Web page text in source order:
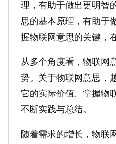
理，有助于做出更明智
思的基本原理，有助于
握物联网意思的关键，
从多个角度看，物联网
势。关于物联网意思，
它的实际价值。掌握物
不断实践与总结。
随着需求的增长，物联